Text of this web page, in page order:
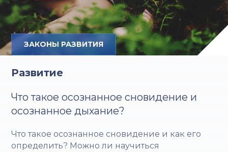
ЗАКОНЫ РАЗВИТИЯ
Развитие
Что такое осознанное сновидение и
осознанное дыхание?
Что такое осознанное сновидение и как его
определить? Можно ли научиться